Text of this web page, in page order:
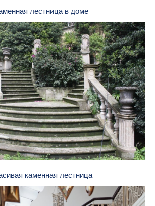
лестница в доме
каменная лестница